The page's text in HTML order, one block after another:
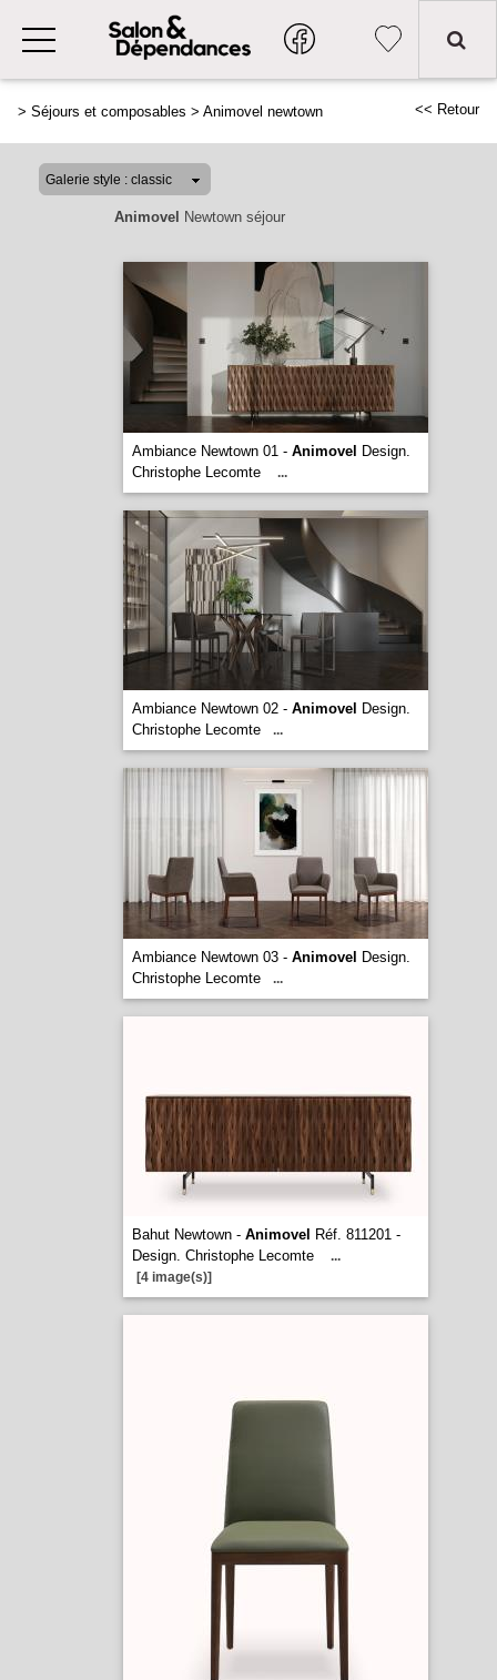
> Séjours et composables > Animovel newtown << Retour
Animovel Newtown séjour
Ambiance Newtown 01 - Animovel
Design.
Christophe Lecomte
...
Ambiance Newtown 02 - Animovel
Design.
Christophe Lecomte
...
Ambiance Newtown 03 - Animovel
Design.
Christophe Lecomte
...
Bahut Newtown - Animovel
Réf. 811201 -
Design. Christophe Lecomte
...
[4 image(s)]